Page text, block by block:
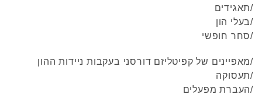
/תאגידים
/בעלי הון
/סחר חופשי
/מאפיינים של קפיטליזם דורסני בעקבות ניידות ההון
/תעסוקה
/העברת מפעלים